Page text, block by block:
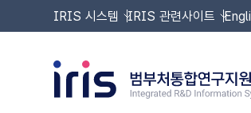
IRIS 시스템 IRIS 관련사이트